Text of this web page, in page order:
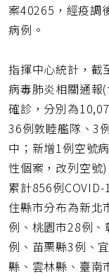
案40265，經疫調
病例。
指揮中心統計，截
病毒肺炎相關通
確診，分別為
36例敦睦艦隊、3
中；新增1例空號
性個案，改列空號
累計856例
住縣市分布為新北
例、桃園市28例
例、苗栗縣3例、
縣、雲林縣、臺南